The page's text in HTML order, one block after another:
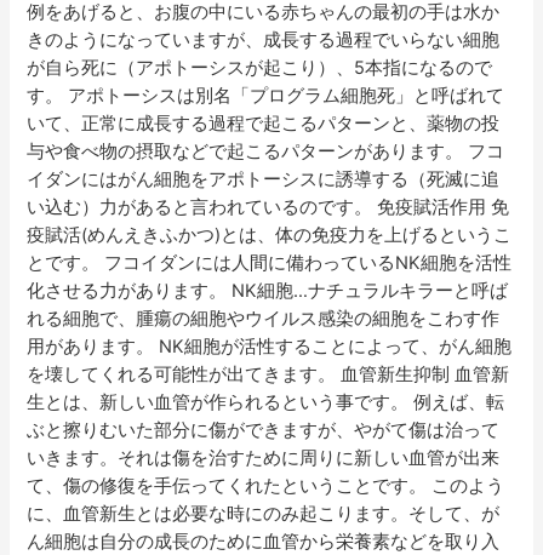
例をあげると、お腹の中にいる赤ちゃんの最初の手は水か
きのようになっていますが、成長する過程でいらない細胞
が自ら死に（アポトーシスが起こり）、5本指になるので
す。 アポトーシスは別名「プログラム細胞死」と呼ばれて
いて、正常に成長する過程で起こるパターンと、薬物の投
与や食べ物の摂取などで起こるパターンがあります。 フコ
イダンにはがん細胞をアポトーシスに誘導する（死滅に追
い込む）力があると言われているのです。 免疫賦活作用 免
疫賦活(めんえきふかつ)とは、体の免疫力を上げるというこ
とです。 フコイダンには人間に備わっているNK細胞を活性
化させる力があります。 NK細胞…ナチュラルキラーと呼ば
れる細胞で、腫瘍の細胞やウイルス感染の細胞をこわす作
用があります。 NK細胞が活性することによって、がん細胞
を壊してくれる可能性が出てきます。 血管新生抑制 血管新
生とは、新しい血管が作られるという事です。 例えば、転
ぶと擦りむいた部分に傷ができますが、やがて傷は治って
いきます。それは傷を治すために周りに新しい血管が出来
て、傷の修復を手伝ってくれたということです。 このよう
に、血管新生とは必要な時にのみ起こります。そして、が
ん細胞は自分の成長のために血管から栄養素などを取り入